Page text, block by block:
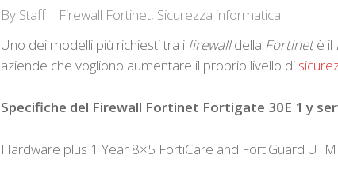
By Staff Firewall Fortinet, Sicurezza informatica
Uno dei modelli più richiesti tra i firewalldella Fortinetè il
aziende che vogliono aumentare il proprio livello di
Specifiche del Firewall Fortinet Fortigate 30E 1 y
Hardware plus 1 Year 8×5 FortiCare and FortiGuard